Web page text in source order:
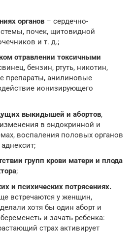
органов – сердечно-
почек, щитовидной
и т. д.;
отравлении токсичными
бензин, ртуть, никотин,
препараты, анилиновые
ионизирующего
выкидышей и абортов,
в эндокринной и
воспаления половых органов
групп крови матери и плода
;
и психических потрясениях.
встречаются у женщин,
хотя бы один аборт и
и зачать ребенка:
страх активирует